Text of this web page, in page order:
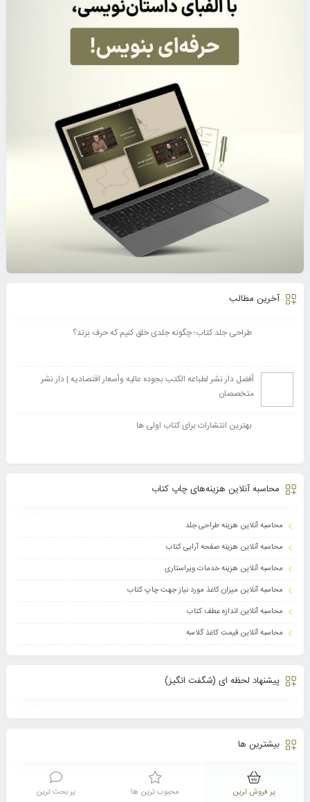
آخرین مطالب
طراحی جلد کتاب؛ چگونه جلدی خلق کنیم که حرف بزند؟
أفضل دار نشر لطباعه الکتب بجوده عالیه وأسعار اقتصادیه | دار نشر
متخصصان
بهترین انتشارات برای کتاب اولی ها
محاسبه آنلاین هزینه‌های چاپ کتاب
محاسبه آنلاین هزینه طراحی جلد
محاسبه آنلاین هزینه صفحه آرایی کتاب
محاسبه آنلاین هزینه خدمات ویراستاری
محاسبه آنلاین میزان کاغذ مورد نیاز جهت چاپ کتاب
محاسبه آنلاین اندازه عطف کتاب
محاسبه آنلاین قیمت کاغذ گلاسه
پیشنهاد لحظه ای (شگفت انگیز)
بیشترین ها
پر فروش ترین محبوب ترین ها پر بحث ترین